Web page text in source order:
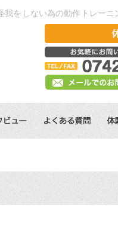
をしない為の動作トレーニ